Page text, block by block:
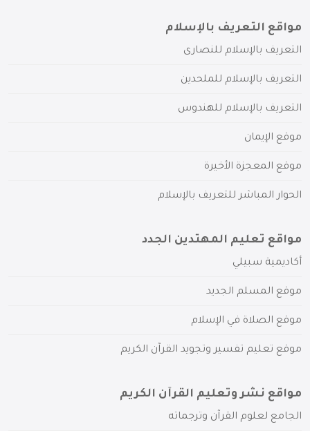
مواقع التعريف بالإسلام
التعريف بالإسلام للنصارى
التعريف بالإسلام للملحدين
التعريف بالإسلام للهندوس
موقع الإيمان
موقع المعجزة الأخيرة
الحوار المباشر للتعريف بالإسلام
مواقع تعليم المهتدين الجدد
أكاديمية سبيلي
موقع المسلم الجديد
موقع الصلاة في الإسلام
موقع تعليم تفسير وتجويد القرآن الكريم
مواقع نشر وتعليم القرآن الكريم
الجامع لعلوم القرآن وترجماته